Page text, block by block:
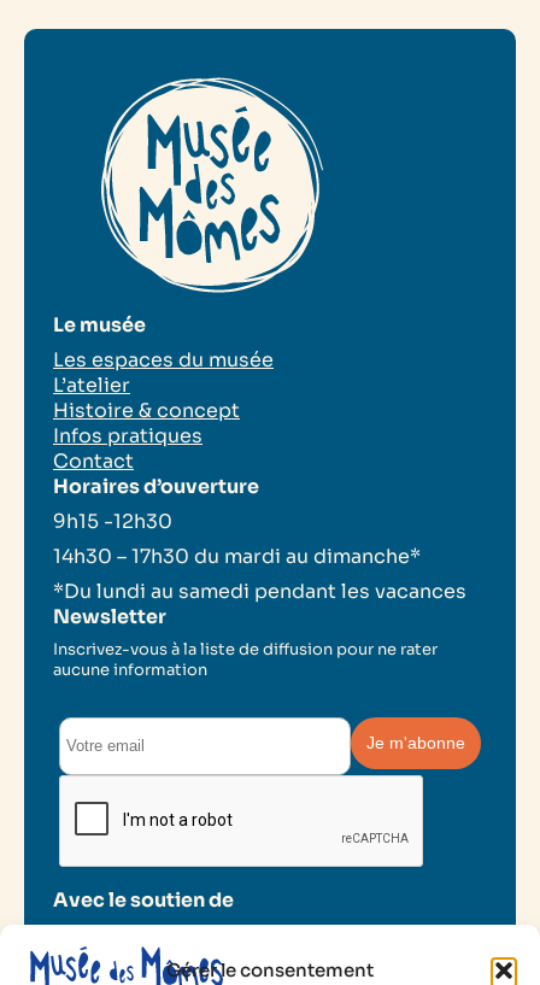
Gérer le consentement
Le musée
Les espaces du musée
L’atelier
Histoire & concept
Infos pratiques
Contact
Horaires d’ouverture
9h15 -12h30
14h30 – 17h30 du mardi au dimanche*
*Du lundi au samedi pendant les vacances
Newsletter
Inscrivez-vous à la liste de diffusion pour ne rater
aucune information
Avec le soutien de